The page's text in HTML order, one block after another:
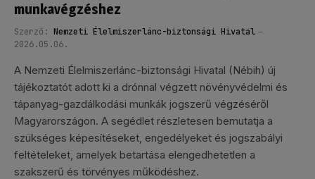
munkavégzéshez
Szerző: Nemzeti Élelmiszerlánc-biztonsági Hivatal
2026.05.06.
A Nemzeti Élelmiszerlánc-biztonsági Hivatal (Nébih) új
tájékoztatót adott ki a drónnal végzett növényvédelmi és
tápanyag-gazdálkodási munkák jogszerű végzéséről
Magyarországon. A segédlet részletesen bemutatja a
szükséges képesítéseket, engedélyeket és jogszabályi
feltételeket, amelyek betartása elengedhetetlen a
szakszerű és törvényes működéshez.